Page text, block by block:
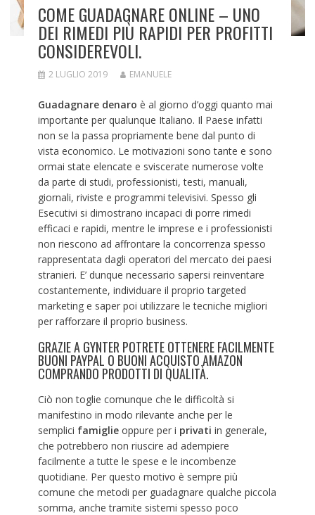
COME GUADAGNARE ONLINE – UNO
DEI RIMEDI PIÙ RAPIDI PER PROFITTI
CONSIDEREVOLI.
2 LUGLIO 2019 EMANUELE
Guadagnare denaro è al giorno d’oggi quanto mai
importante per qualunque Italiano. Il Paese infatti
non se la passa propriamente bene dal punto di
vista economico. Le motivazioni sono tante e sono
ormai state elencate e sviscerate numerose volte
da parte di studi, professionisti, testi, manuali,
giornali, riviste e programmi televisivi. Spesso gli
Esecutivi si dimostrano incapaci di porre rimedi
efficaci e rapidi, mentre le imprese e i professionisti
non riescono ad affrontare la concorrenza spesso
rappresentata dagli operatori del mercato dei paesi
stranieri. E’ dunque necessario sapersi reinventare
costantemente, individuare il proprio targeted
marketing e saper poi utilizzare le tecniche migliori
per rafforzare il proprio business.
GRAZIE A GYNTER POTRETE OTTENERE FACILMENTE
BUONI PAYPAL O BUONI ACQUISTO AMAZON
COMPRANDO PRODOTTI DI QUALITÀ.
Ciò non toglie comunque che le difficoltà si
manifestino in modo rilevante anche per le
semplici famiglieoppure per i privati in generale,
che potrebbero non riuscire ad adempiere
facilmente a tutte le spese e le incombenze
quotidiane. Per questo motivo è sempre più
comune che metodi per guadagnare qualche piccola
somma, anche tramite sistemi spesso poco